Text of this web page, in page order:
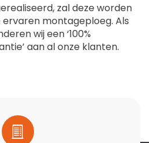
zal deze worden
montageploeg. Als
wij een ‘100%
aan al onze klanten.